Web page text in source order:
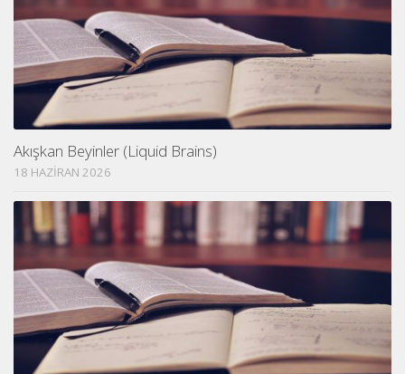
Akışkan Beyinler (Liquid Brains)
18 HAZIRAN 2026